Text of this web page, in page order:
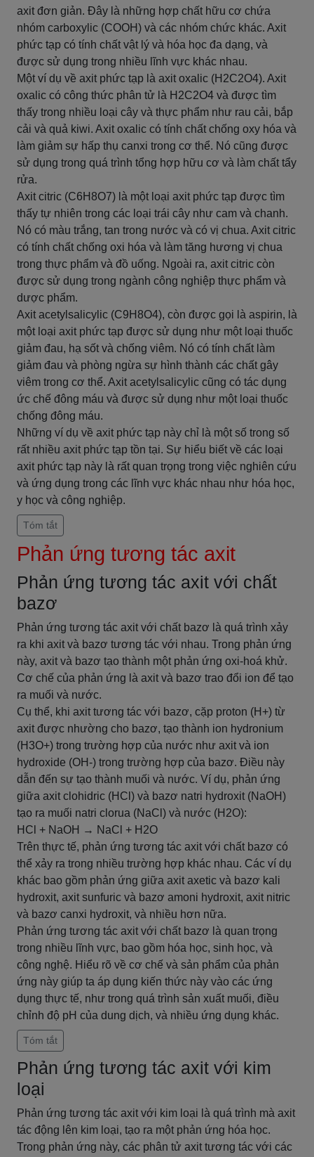
axit đơn giản. Đây là những hợp chất hữu cơ chứa
nhóm carboxylic (COOH) và các nhóm chức khác. Axit
phức tạp có tính chất vật lý và hóa học đa dạng, và
được sử dụng trong nhiều lĩnh vực khác nhau.
Một ví dụ về axit phức tạp là axit oxalic (H2C2O4). Axit
oxalic có công thức phân tử là H2C2O4 và được tìm
thấy trong nhiều loại cây và thực phẩm như rau cải, bắp
cải và quả kiwi. Axit oxalic có tính chất chống oxy hóa và
làm giảm sự hấp thụ canxi trong cơ thể. Nó cũng được
sử dụng trong quá trình tổng hợp hữu cơ và làm chất tẩy
rửa.
Axit citric (C6H8O7) là một loại axit phức tạp được tìm
thấy tự nhiên trong các loại trái cây như cam và chanh.
Nó có màu trắng, tan trong nước và có vị chua. Axit citric
có tính chất chống oxi hóa và làm tăng hương vị chua
trong thực phẩm và đồ uống. Ngoài ra, axit citric còn
được sử dụng trong ngành công nghiệp thực phẩm và
dược phẩm.
Axit acetylsalicylic (C9H8O4), còn được gọi là aspirin, là
một loại axit phức tạp được sử dụng như một loại thuốc
giảm đau, hạ sốt và chống viêm. Nó có tính chất làm
giảm đau và phòng ngừa sự hình thành các chất gây
viêm trong cơ thể. Axit acetylsalicylic cũng có tác dụng
ức chế đông máu và được sử dụng như một loại thuốc
chống đông máu.
Những ví dụ về axit phức tạp này chỉ là một số trong số
rất nhiều axit phức tạp tồn tại. Sự hiểu biết về các loại
axit phức tạp này là rất quan trọng trong việc nghiên cứu
và ứng dụng trong các lĩnh vực khác nhau như hóa học,
y học và công nghiệp.
Tóm tắt
Phản ứng tương tác axit
Phản ứng tương tác axit với chất
bazơ
Phản ứng tương tác axit với chất bazơ là quá trình xảy
ra khi axit và bazơ tương tác với nhau. Trong phản ứng
này, axit và bazơ tạo thành một phản ứng oxi-hoá khử.
Cơ chế của phản ứng là axit và bazơ trao đổi ion để tạo
ra muối và nước.
Cụ thể, khi axit tương tác với bazơ, cặp proton (H+) từ
axit được nhường cho bazơ, tạo thành ion hydronium
(H3O+) trong trường hợp của nước như axit và ion
hydroxide (OH-) trong trường hợp của bazơ. Điều này
dẫn đến sự tạo thành muối và nước. Ví dụ, phản ứng
giữa axit clohidric (HCl) và bazơ natri hydroxit (NaOH)
tạo ra muối natri clorua (NaCl) và nước (H2O):
HCl + NaOH → NaCl + H2O
Trên thực tế, phản ứng tương tác axit với chất bazơ có
thể xảy ra trong nhiều trường hợp khác nhau. Các ví dụ
khác bao gồm phản ứng giữa axit axetic và bazơ kali
hydroxit, axit sunfuric và bazơ amoni hydroxit, axit nitric
và bazơ canxi hydroxit, và nhiều hơn nữa.
Phản ứng tương tác axit với chất bazơ là quan trọng
trong nhiều lĩnh vực, bao gồm hóa học, sinh học, và
công nghệ. Hiểu rõ về cơ chế và sản phẩm của phản
ứng này giúp ta áp dụng kiến thức này vào các ứng
dụng thực tế, như trong quá trình sản xuất muối, điều
chỉnh độ pH của dung dịch, và nhiều ứng dụng khác.
Tóm tắt
Phản ứng tương tác axit với kim
loại
Phản ứng tương tác axit với kim loại là quá trình mà axit
tác động lên kim loại, tạo ra một phản ứng hóa học.
Trong phản ứng này, các phân tử axit tương tác với các